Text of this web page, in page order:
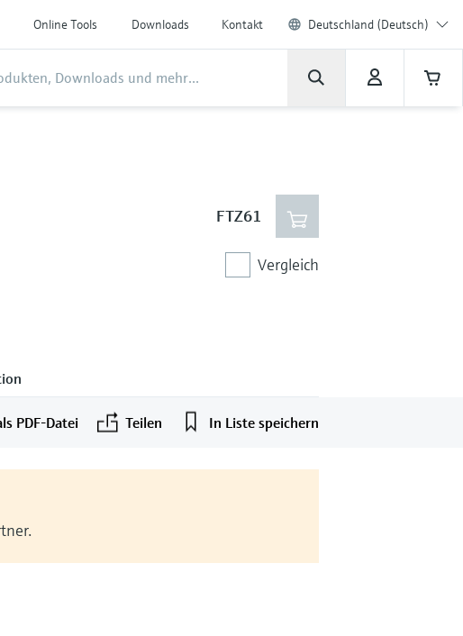
Online Tools Downloads Kontakt Deutschland (Deutsch)
FTZ61
Vergleich
PDF-Datei Teilen In Liste speichern